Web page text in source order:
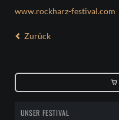
www.rockharz-festival.com
Zurück
UNSER FESTIVAL